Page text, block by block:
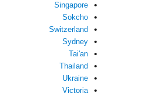
Singapore
Sokcho
Switzerland
Sydney
Tai'an
Thailand
Ukraine
Victoria